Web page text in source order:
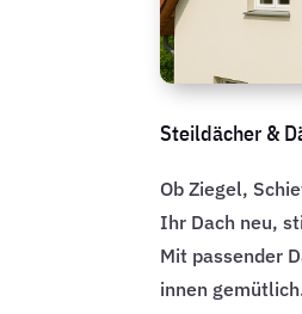
Steildächer &
Ob Ziegel,
Ihr Dach neu,
Mit passender
innen